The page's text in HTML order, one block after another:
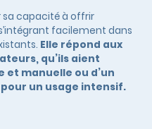
capacité à offrir
facilement dans
Elle répond aux
qu’ils aient
et manuelle ou d’un
un usage intensif.